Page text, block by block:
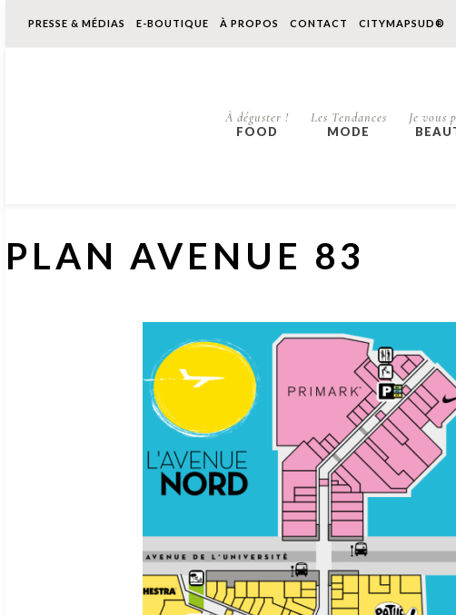
PRESSE & MÉDIAS E-BOUTIQUE À PROPOS CONTACT CITYMAPSUD®
À déguster !
FOOD
Les Tendances
MODE
Je vous
PLAN AVENUE 83